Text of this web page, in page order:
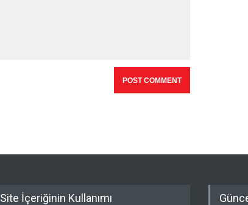
Site İçeriğinin Kullanımı